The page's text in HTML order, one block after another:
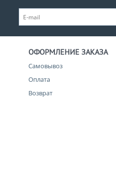
ОФОРМЛЕНИЕ ЗАКАЗА
Самовывоз
Оплата
Возврат